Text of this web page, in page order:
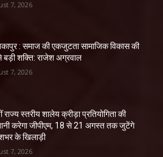
7, 2026
: समाज की एकजुटता सामाजिक विकास की
शक्ति: राजेश अग्रवाल
7, 2026
राज्य स्तरीय शालेय क्रीड़ा प्रतियोगिता की
करेगा जीपीएम, 18 से 21 अगस्त तक जुटेंगे
के खिलाड़ी
7, 2026